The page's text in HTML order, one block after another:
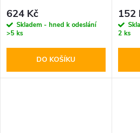
624 Kč
Skladem - hned k odeslání
>5 ks
DO KOŠÍKU
152
2 ks